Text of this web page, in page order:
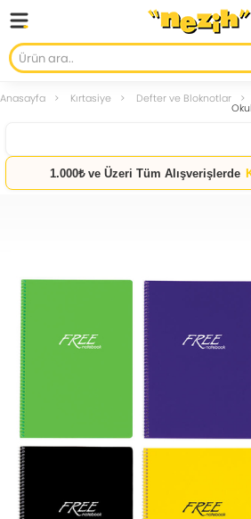
Anasayfa Kırtasiye Defter ve Bloknotlar
1.000₺ ve Üzeri Tüm Alışverişlerde